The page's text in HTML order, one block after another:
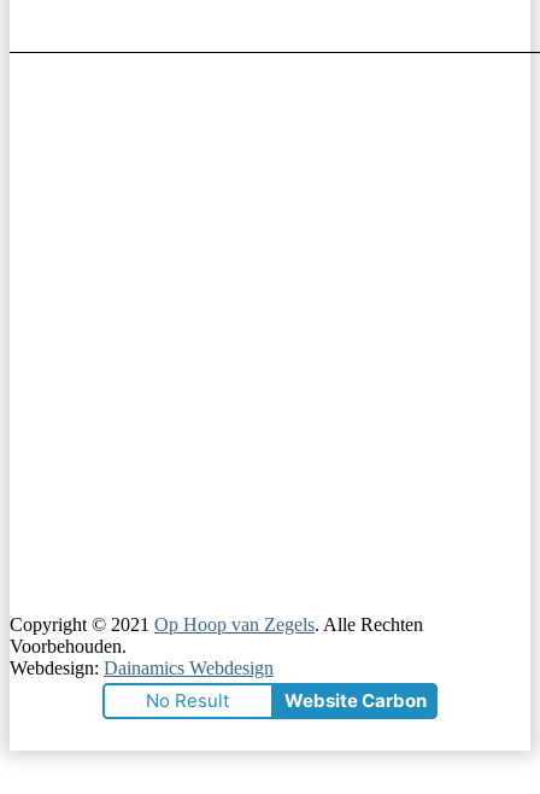
Copyright © 2021 Op Hoop van Zegels. Alle Rechten
Voorbehouden.
Webdesign: Dainamics Webdesign
No Result Website Carbon